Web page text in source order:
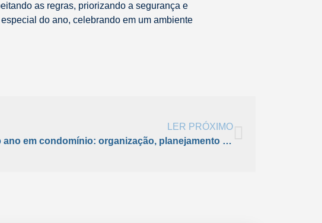
as regras, priorizando a segurança e
do ano, celebrando em um ambiente
LER PRÓXIMO
Como iniciar o ano em condomínio: organização, planejamento e harmonia